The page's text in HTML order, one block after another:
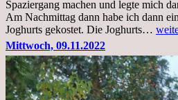
Spaziergang machen und legte mich
Am Nachmittag dann habe ich dann
Joghurts gekostet. Die Joghurts…
gut
Mittwoch, 09.11.2022